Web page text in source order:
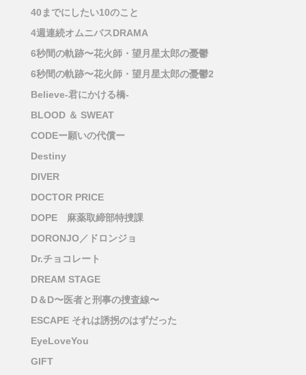
40までにしたい10のこと
4週連続オムニバスDRAMA
6秒間の軌跡〜花火師・望月星太郎の憂鬱
6秒間の軌跡〜花火師・望月星太郎の憂鬱2
Believe-君にかける橋-
BLOOD ＆ SWEAT
CODEー願いの代償ー
Destiny
DIVER
DOCTOR PRICE
DOPE 麻薬取締部特捜課
DORONJO／ドロンジョ
Dr.チョコレート
DREAM STAGE
D＆D〜医者と刑事の捜査線〜
ESCAPE それは誘拐のはずだった
EyeLoveYou
GIFT